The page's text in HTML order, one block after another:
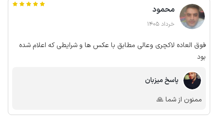
محمود
خرداد 1405
فوق العاده لاکچری وعالی مطابق با عکس ها و شرایطی که اعلام شده
بود
پاسخ میزبان
ممنون از شما 🙏